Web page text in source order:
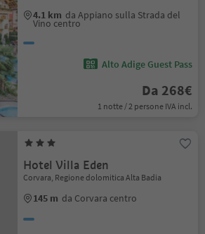
4.1 km da Appiano sulla Strada del
Vino centro
Alto Adige Guest Pass
Da 268€
1 notte / 2 persone IVA incl.
Hotel Villa Eden
Corvara, Regione dolomitica Alta Badia
145 m da Corvara centro